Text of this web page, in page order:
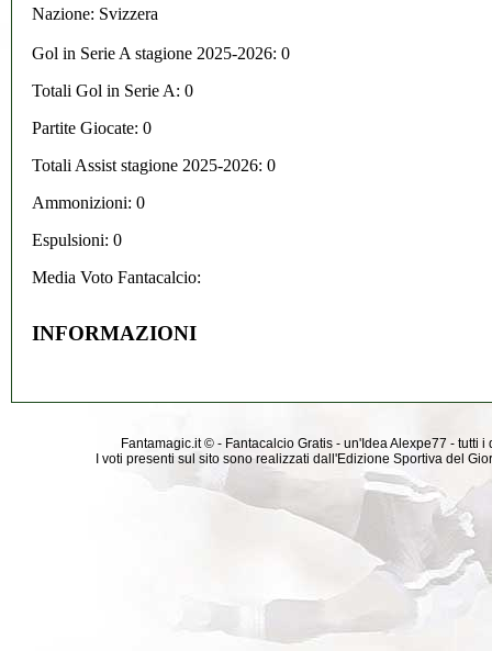
Nazione: Svizzera
Gol in Serie A stagione 2025-2026: 0
Totali Gol in Serie A: 0
Partite Giocate: 0
Totali Assist stagione 2025-2026: 0
Ammonizioni: 0
Espulsioni: 0
Media Voto Fantacalcio:
INFORMAZIONI
Fantamagic.it © - Fantacalcio Gratis - un'Idea Alexpe77 -
I voti presenti sul sito sono realizzati dall'Edizione Sportiva del